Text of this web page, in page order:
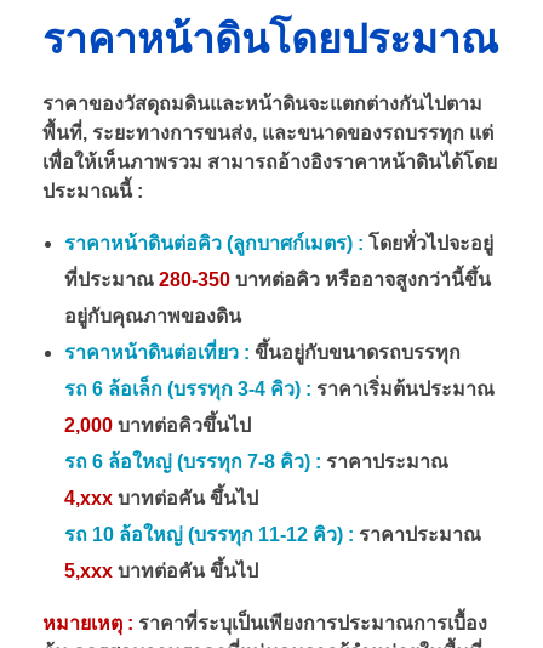
ราคาหน้าดินโดยประมาณ
ราคาของวัสดุถมดินและหน้าดินจะแตกต่างกันไปตาม
พื้นที่, ระยะทางการขนส่ง, และขนาดของรถบรรทุก แต่
เพื่อให้เห็นภาพรวม สามารถอ้างอิงราคาหน้าดินได้โดย
ประมาณนี้ :
ราคาหน้าดินต่อคิว (ลูกบาศก์เมตร) : โดยทั่วไปจะอยู่
ที่ประมาณ280-350บาทต่อคิว หรืออาจสูงกว่านี้ขึ้น
อยู่กับคุณภาพของดิน
ราคาหน้าดินต่อเที่ยว : ขึ้นอยู่กับขนาดรถบรรทุก
รถ 6 ล้อเล็ก (บรรทุก 3-4 คิว) : ราคาเริ่มต้นประมาณ
2,000บาทต่อคิวขึ้นไป
รถ 6 ล้อใหญ่ (บรรทุก 7-8 คิว) : ราคาประมาณ
4,xxxบาทต่อคัน ขึ้นไป
รถ 10 ล้อใหญ่ (บรรทุก 11-12 คิว) : ราคาประมาณ
5,xxxบาทต่อคัน ขึ้นไป
หมายเหตุ : ราคาที่ระบุเป็นเพียงการประมาณการเบื้อง